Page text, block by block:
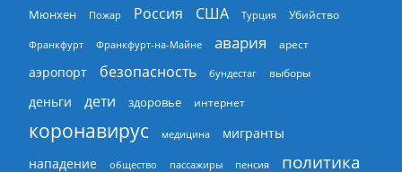
Мюнхен Пожар Россия США Турция Убийство
Франкфурт Франкфурт-на-Майне авария арест
аэропорт безопасность бундестаг выборы
деньги дети здоровье интернет
коронавирус медицина
мигранты
нападение
общество пассажиры пенсия политика